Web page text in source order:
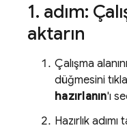
1. adım:
aktarın
Çalışma
düğmesini
hazırlanın'ı
Hazırlık